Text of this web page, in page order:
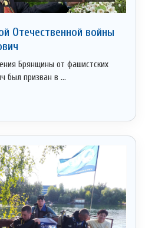
Отечественной войны
Брянщины от фашистских
был призван в ...